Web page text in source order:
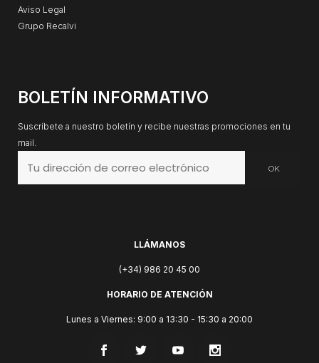
Aviso Legal
Grupo Recalvi
BOLETÍN INFORMATIVO
Suscríbete a nuestro boletín y recibe nuestras promociones en tu
mail.
LLÁMANOS
(+34) 986 20 45 00
HORARIO DE ATENCIÓN
Lunes a Viernes: 9:00 a 13:30 - 15:30 a 20:00